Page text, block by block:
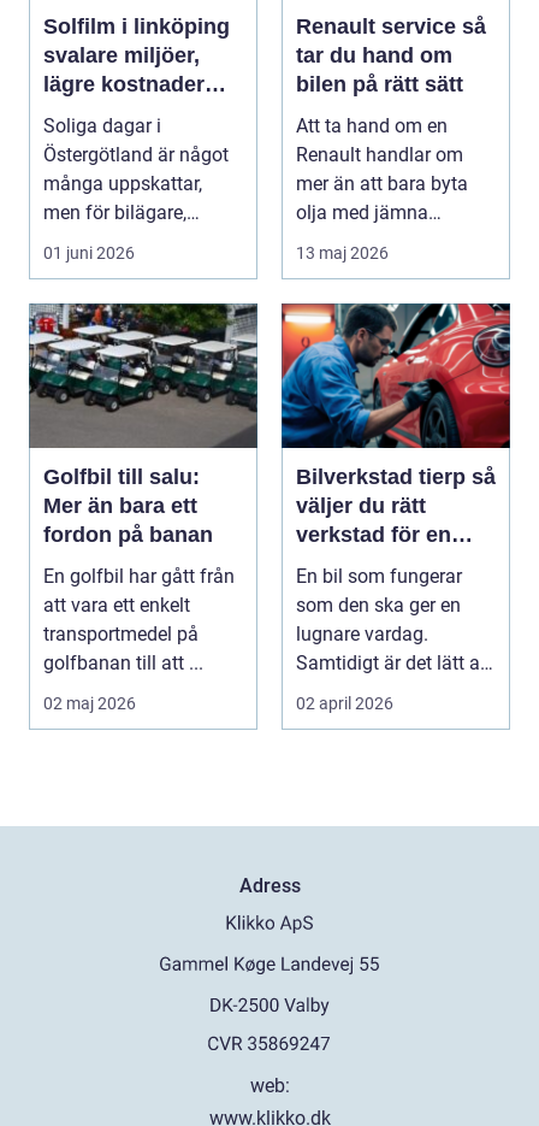
Solfilm i linköping
svalare miljöer,
lägre kostnader
och bättre komfort
Soliga dagar i
Östergötland är något
många uppskattar,
men för bilägare,
båtägare och
01 juni 2026
Renault service så
tar du hand om
bilen på rätt sätt
Att ta hand om en
Renault handlar om
mer än att bara byta
olja med jämna
mellanrum. För många
13 maj 2026
Golfbil till salu:
Mer än bara ett
fordon på banan
En golfbil har gått från
att vara ett enkelt
transportmedel på
golfbanan till att ...
02 maj 2026
Bilverkstad tierp så
väljer du rätt
verkstad för en
tryggare bilvardag
En bil som fungerar
som den ska ger en
lugnare vardag.
Samtidigt är det lätt att
skjuta upp service ...
02 april 2026
Adress
web:
www.klikko.dk